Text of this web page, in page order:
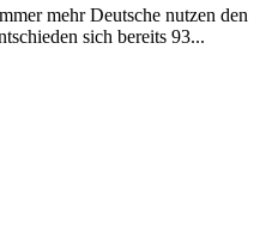
mehr Deutsche nutzen den
sich bereits 93...